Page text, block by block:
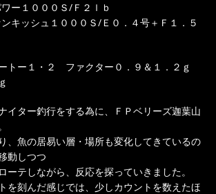
ー１０００Ｓ/Ｆ２ｌｂ
キッシュ１０００Ｓ/Ｅ０．４号＋Ｆ１．５
トー１・２ ファクター０．９＆１．２ｇ
イター釣行をする為に、ＦＰベリーズ迦葉山
、魚の居易い層・場所も変化してきているの
動しつつ
ーテしながら、反応を探っていきました。
を刻んだ感じでは、少しカウントを数えたほ